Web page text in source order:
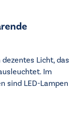
Licht, das
Im
sind LED-Lampen